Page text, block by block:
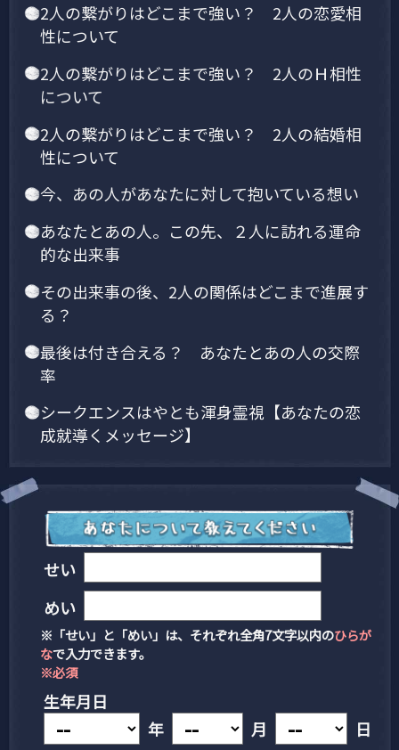
2人の繋がりはどこまで強い？ 2人の恋愛相
性について
2人の繋がりはどこまで強い？ 2人のＨ相性
について
2人の繋がりはどこまで強い？ 2人の結婚相
性について
今、あの人があなたに対して抱いている想い
あなたとあの人。この先、２人に訪れる運命
的な出来事
その出来事の後、2人の関係はどこまで進展す
る？
最後は付き合える？ あなたとあの人の交際
率
シークエンスはやとも渾身霊視【あなたの恋
成就導くメッセージ】
せい
めい
※「せい」と「めい」は、それぞれ全角7文字以内のひらが
なで入力できます。
※必須
生年月日
年
月 日